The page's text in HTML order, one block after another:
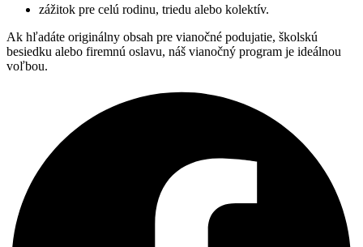
zážitok pre celú rodinu, triedu alebo kolektív.
Ak hľadáte originálny obsah pre vianočné podujatie, školskú
besiedku alebo firemnú oslavu, náš vianočný program je ideálnou
voľbou.